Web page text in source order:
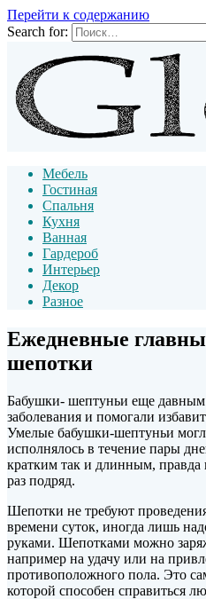
Перейти к содержанию
Search for:
Мебель
Гостиная
Спальня
Кухня
Ванная
Гардероб
Интерьер
Декор
Разное
Ежедневные
шепотки
Бабушки- шептуньи еще
заболевания и помогали
Умелые бабушки-шептуньи
исполнялось в течение пары
кратким так и длинным, правда
раз подряд.
Шепотки не требуют
времени суток, иногда лишь
руками. Шепотками можно
например на удачу или на
противоположного пола. Это
которой способен справиться